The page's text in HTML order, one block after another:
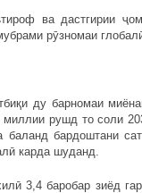
ва дастгирии
рӯзномаи
ду барномаи
рушд то соли
баланд бардоштани
карда шуданд.
3,4 баробар зиёд